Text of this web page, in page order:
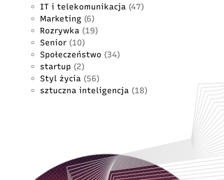
IT i telekomunikacja (47)
Marketing (6)
Rozrywka (19)
Senior (10)
Społeczeństwo (34)
startup (2)
Styl życia (56)
sztuczna inteligencja (18)